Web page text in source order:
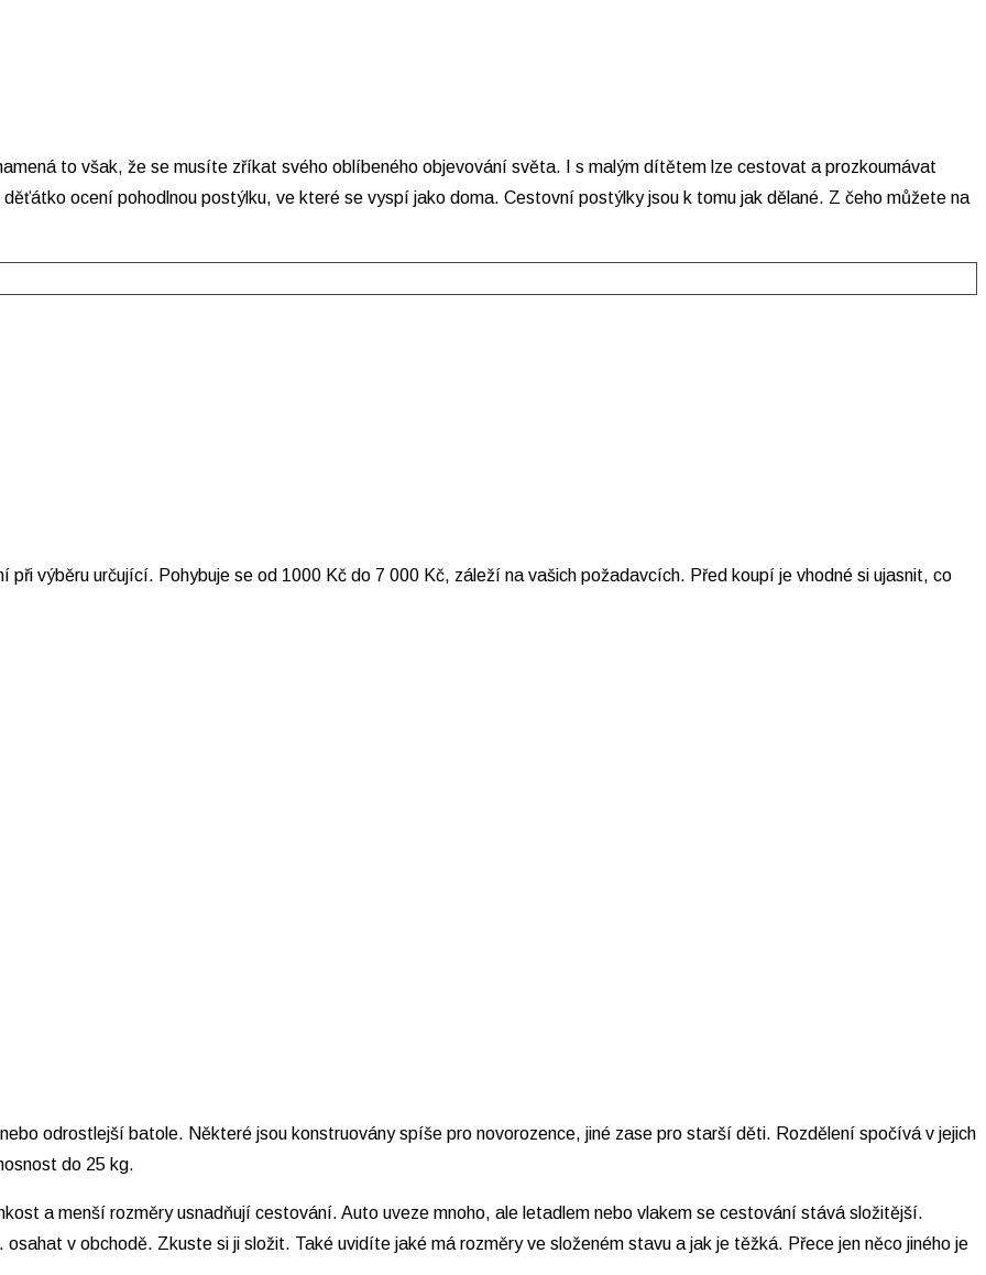
to však, že se musíte zříkat svého oblíbeného objevování světa. I s malým dítětem lze cestovat a prozkoumávat
ocení pohodlnou postýlku, ve které se vyspí jako doma. Cestovní postýlky jsou k tomu jak dělané. Z čeho můžete na
při výběru určující. Pohybuje se od 1000 Kč do 7 000 Kč, záleží na vašich požadavcích. Před koupí je vhodné si ujasnit, co
odrostlejší batole. Některé jsou konstruovány spíše pro novorozence, jiné zase pro starší děti. Rozdělení spočívá v jejich
do 25 kg.
a menší rozměry usnadňují cestování. Auto uveze mnoho, ale letadlem nebo vlakem se cestování stává složitější.
v obchodě. Zkuste si ji složit. Také uvidíte jaké má rozměry ve složeném stavu a jak je těžká. Přece jen něco jiného je